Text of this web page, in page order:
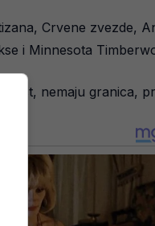
Crvene zvezde,
i Minnesota
nemaju granica,